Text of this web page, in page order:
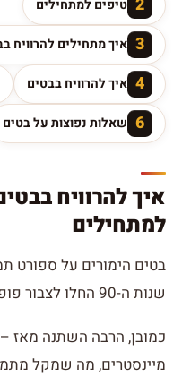
2 טיפים למתחילים
3 איך מתחילים להרוויח
4 איך להרוויח בבטים
6 שאלות נפוצות על בטים
איך להרוויח
למתחילים
בטים הימורים על ספורט
שנות ה-90 החלו לצבור פופולריות.
כמובן, הרבה השתנה מאז –
מיינסטרים, מה שמקל